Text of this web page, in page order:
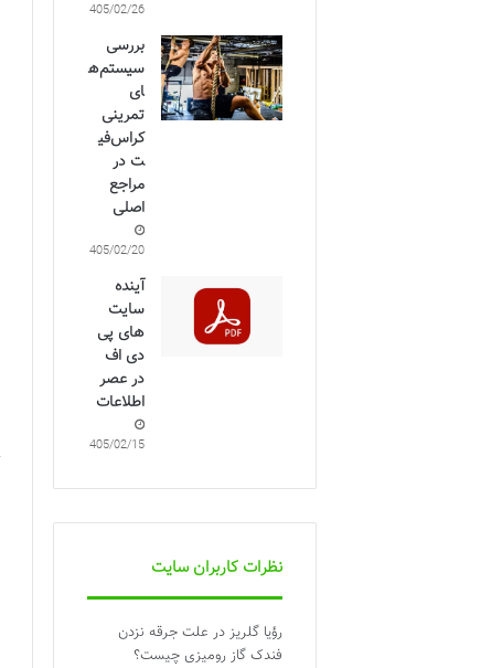
1405/02/26
بررسی
سیستم‌ه
ای
تمرینی
کراس‌فی
ت در
مراجع
اصلی
1405/02/20
آینده
سایت
های پی
دی اف
در عصر
اطلاعات
1405/02/15
نظرات کاربران سایت
رؤیا گلریز در علت جرقه نزدن
فندک گاز رومیزی چیست؟